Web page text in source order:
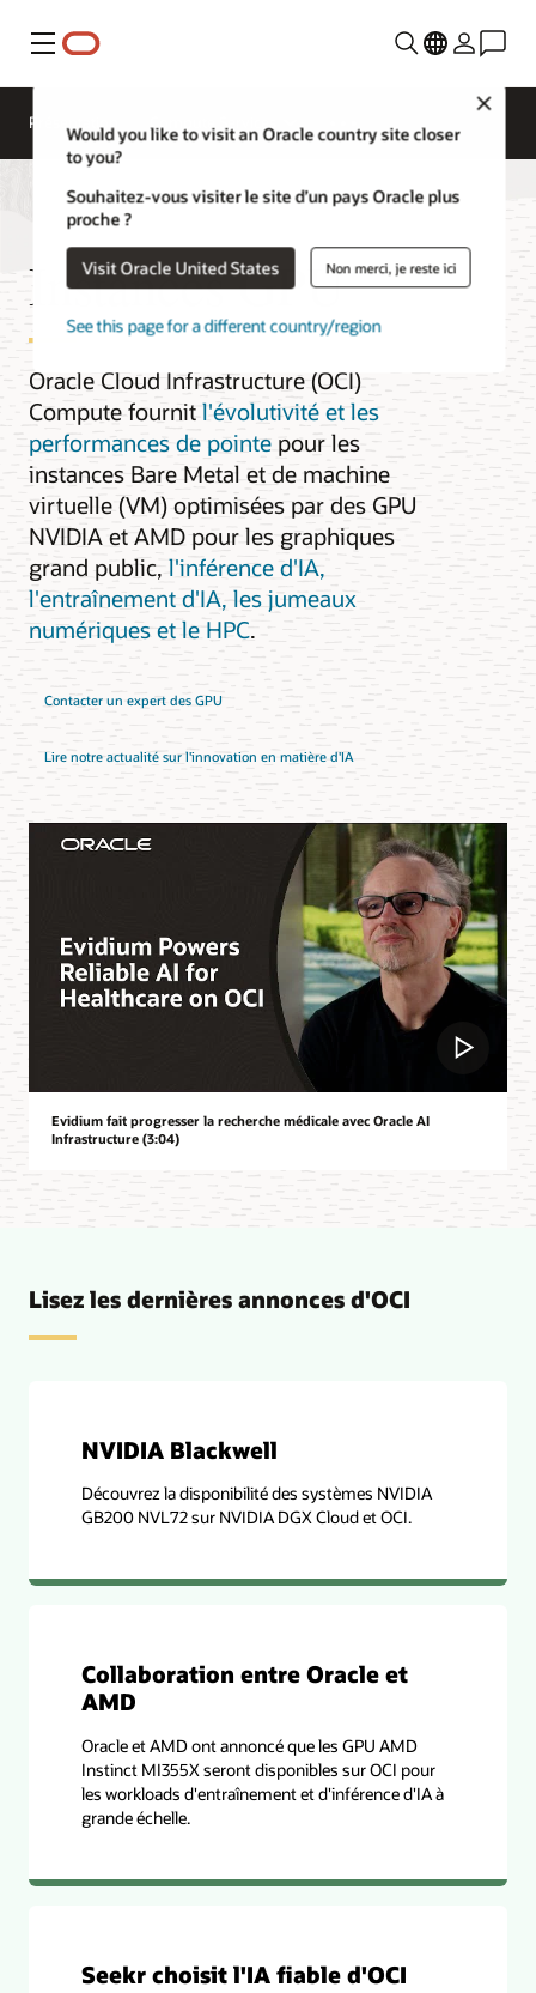
Menu
Would you like to visit an Oracle country site closer
to you?
Souhaitez-vous visiter le site d’un pays Oracle plus
proche ?
Visit Oracle United States Non merci, je reste ici
See this page for a different country/region
Présentation
Instances GPU
Oracle Cloud Infrastructure (OCI)
Compute fournit l'évolutivité et les
performances de pointe pour les
instances Bare Metal et de machine
virtuelle (VM) optimisées par des GPU
NVIDIA et AMD pour les graphiques
grand public, l'inférence d'IA,
l'entraînement d'IA, les jumeaux
numériques et le HPC.
Contacter un expert des GPU
Lire notre actualité sur l'innovation en matière d'IA
Evidium fait progresser la recherche médicale avec Oracle AI
Infrastructure (3:04)
Lisez les dernières annonces d'OCI
NVIDIA Blackwell
Découvrez la disponibilité des systèmes NVIDIA
GB200 NVL72 sur NVIDIA DGX Cloud et OCI.
Collaboration entre Oracle et
AMD
Oracle et AMD ont annoncé que les GPU AMD
Instinct MI355X seront disponibles sur OCI pour
les workloads d'entraînement et d'inférence d'IA à
grande échelle.
Seekr choisit l'IA fiable d'OCI